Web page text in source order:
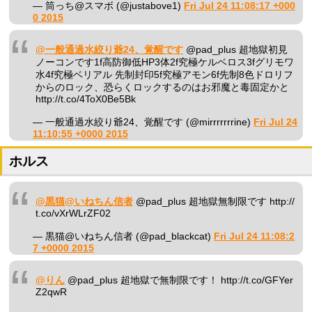
— 筒っち@スマボ (@justabove1) Fri Jul 24 11:08:17 +000
0 2015
@一般通過水絞り爺24、覚醒です @pad_plus 超地獄初見
ノーコンです1f高防御低HP3体2f究極ケルベロス3fグリモワ
水4f究極ベリアル 先制封印5f究極アモン6f先制8色ドロリフ
からのロック、恐らくロックするのはお邪魔と毒固定かと
http://t.co/4ToX0Be5Bk
— 一般通過水絞り爺24、覚醒です (@mirrrrrrrine) Fri Jul 24
11:10:55 +0000 2015
ホルス
@黒猫@いねちん信者 @pad_plus 超地獄無制限です http://
t.co/vXrWLrZF02
— 黒猫@いねちん信者 (@pad_blackcat) Fri Jul 24 11:08:2
7 +0000 2015
@りん @pad_plus 超地獄で無制限です！ http://t.co/GFYer
Z2qwR